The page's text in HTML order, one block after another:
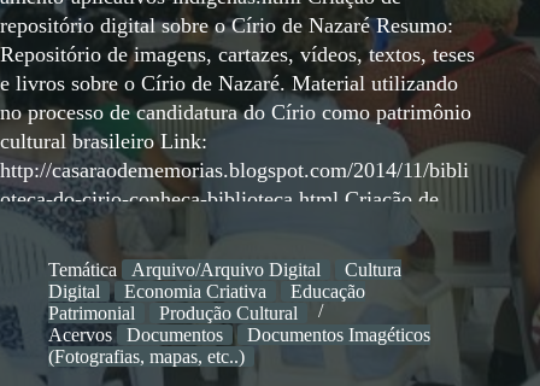
repositório digital sobre o Círio de Nazaré Resumo:
Repositório de imagens, cartazes, vídeos, textos, teses
e livros sobre o Círio de Nazaré. Material utilizando
no processo de candidatura do Círio como patrimônio
cultural brasileiro Link:
http://casaraodememorias.blogspot.com/2014/11/bibli
oteca-do-cirio-conheca-biblioteca.html Criação de
repositório digital sobre Vicente Salles Resumo:
Repositório com as obras do escritor e historiador
Vicente Salles Link:
https://vicentesalles.wordpress.com/noticias-
biograficas/ Atualização e manutenção de repositório
digital UFPA2.0 Link:
Temática Arquivo/Arquivo Digital
Cultura
Digital
Economia Criativa
Educação
Patrimonial
Produção Cultural
Acervos
Documentos
Documentos Imagéticos
(Fotografias, mapas, etc..)